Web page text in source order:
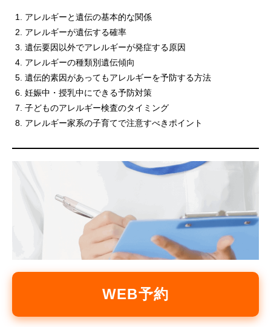
アレルギーと遺伝の基本的な関係
アレルギーが遺伝する確率
遺伝要因以外でアレルギーが発症する原因
アレルギーの種類別遺伝傾向
遺伝的素因があってもアレルギーを予防する方法
妊娠中・授乳中にできる予防対策
子どものアレルギー検査のタイミング
アレルギー家系の子育てで注意すべきポイント
WEB予約